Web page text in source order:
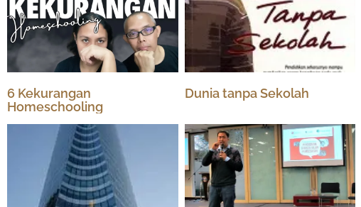
6 Kekurangan
Homeschooling
Dunia tanpa Sekolah